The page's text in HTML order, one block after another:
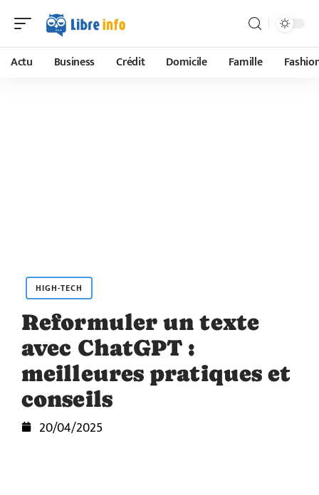
Actu Business Crédit Domicile Famille
HIGH-TECH
Reformuler un texte
avec ChatGPT :
meilleures pratiques et
conseils
20/04/2025